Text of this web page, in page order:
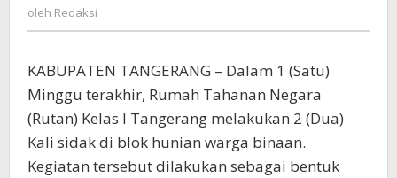
oleh Redaksi
KABUPATEN TANGERANG – Dalam 1 (Satu)
Minggu terakhir, Rumah Tahanan Negara
(Rutan) Kelas I Tangerang melakukan 2 (Dua)
Kali sidak di blok hunian warga binaan.
Kegiatan tersebut dilakukan sebagai bentuk